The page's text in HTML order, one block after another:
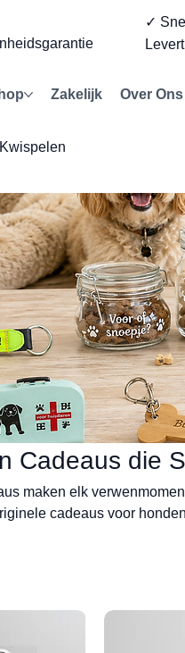
✓
Zakelijk Over Ons
Cadeaus die
maken elk
cadeaus voor
dagelijks wordt gebruikt